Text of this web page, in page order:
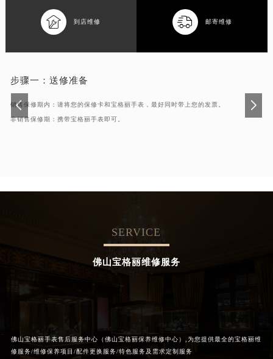
 到店维修  邮寄维修
步骤一： 送修准备
销售保修期内：请将您的保修卡和宝格丽手表，最好同时带上您的发票。
非销售保修期：携带宝格丽手表即可。
SERVICE
佛山宝格丽维修服务
佛山宝格丽手表售后服务中心（佛山宝格丽保养维修中心）,为您提供最全的宝格丽维
修服务/维修保养项目/配件更换服务/特色服务及需求定制服务